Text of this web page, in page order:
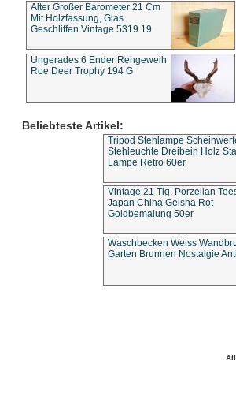
Alter Großer Barometer 21 Cm
Mit Holzfassung, Glas
Geschliffen Vintage 5319 19
Ungerades 6 Ender Rehgeweih
Roe Deer Trophy 194 G
Beliebteste Artikel:
Tripod Stehlampe
Stehleuchte Dreibein Holz
Lampe Retro 60er
Vintage 21 Tlg. Porzellan
Japan China Geisha Rot
Goldbemalung 50er
Waschbecken Weiss
Garten Brunnen Nostalgie